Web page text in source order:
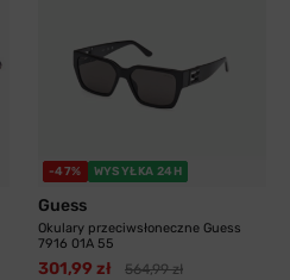
-47% WYSYŁKA 24H
Guess
Okulary przeciwsłoneczne Guess
7916 01A 55
301,99 zł 564,99 zł